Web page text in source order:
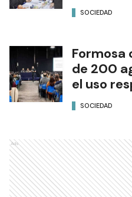
SOCIEDAD
de 200
el uso
SOCIEDAD
Ads